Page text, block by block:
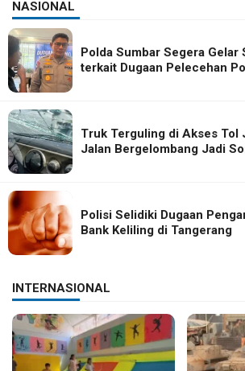
NASIONAL
Polda Sumbar Segera Gelar
terkait Dugaan Pelecehan
Truk Terguling di Akses Tol
Jalan Bergelombang Jadi
Polisi Selidiki Dugaan
Bank Keliling di Tangerang
INTERNASIONAL